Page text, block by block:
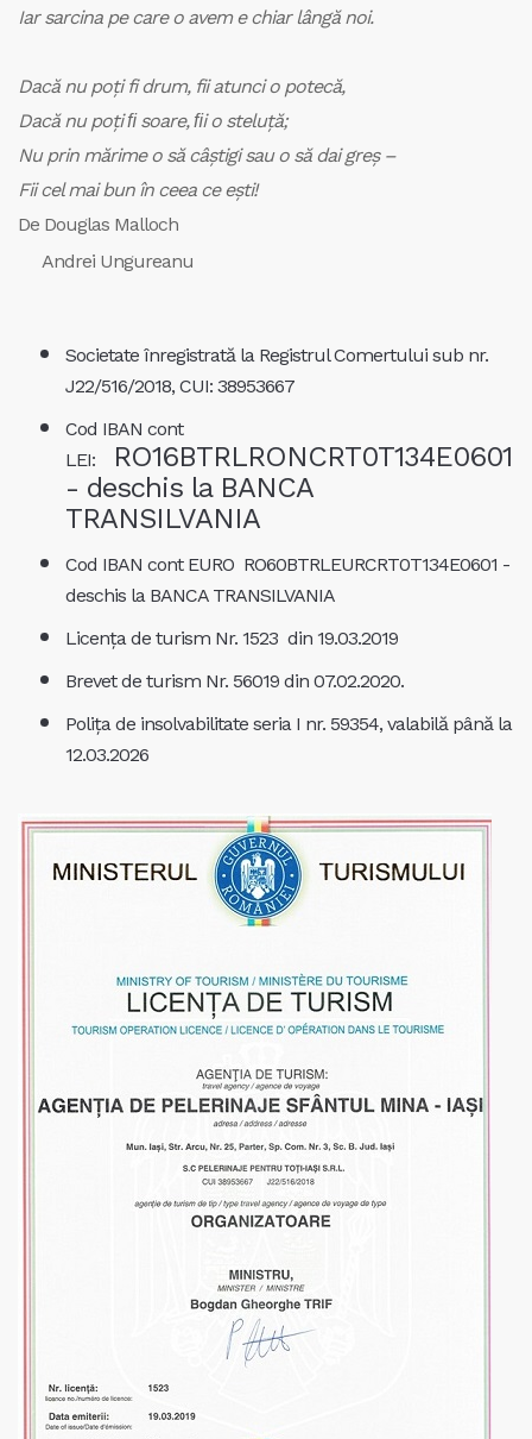
Iar sarcina pe care o avem e chiar lângă noi.
Dacă nu poţi fi drum, fii atunci o potecă,
Dacă nu poţi ﬁ soare, ﬁi o steluţă;
Nu prin mărime o să câştigi sau o să dai greş –
Fii cel mai bun în ceea ce eşti!
De Douglas Malloch
Andrei Ungureanu
Societate înregistrată la Registrul Comertului sub nr.
J22/516/2018, CUI: 38953667
Cod IBAN cont
LEI:
RO16BTRLRONCRT0T134E0601
- deschis la BANCA
TRANSILVANIA
Cod IBAN cont EURO RO60BTRLEURCRT0T134E0601 -
deschis la BANCA TRANSILVANIA
Licența de turism Nr. 1523 din 19.03.2019
Brevet de turism Nr. 56019 din 07.02.2020.
Polița de insolvabilitate seria I nr. 59354, valabilă până la
12.03.2026